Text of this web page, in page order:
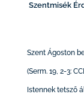
Szentmisék
Szent Ágoston
(Serm. 19, 2-3:
Istennek tetsző